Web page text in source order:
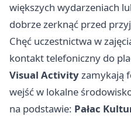
większych wydarzeniach
dobrze zerknąć przed
Chęć uczestnictwa w
kontakt telefoniczny do
Visual Activityzamykają
wejść w lokalne
na podstawie: Pałac